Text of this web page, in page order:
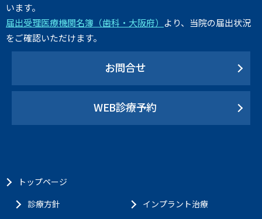
います。
届出受理医療機関名簿（歯科・大阪府） より、当院の届出状況
をご確認いただけます。
お問合せ
WEB診療予約
トップページ
診療方針
インプラント治療